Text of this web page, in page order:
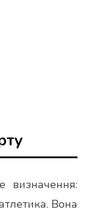
визначення:
Вона